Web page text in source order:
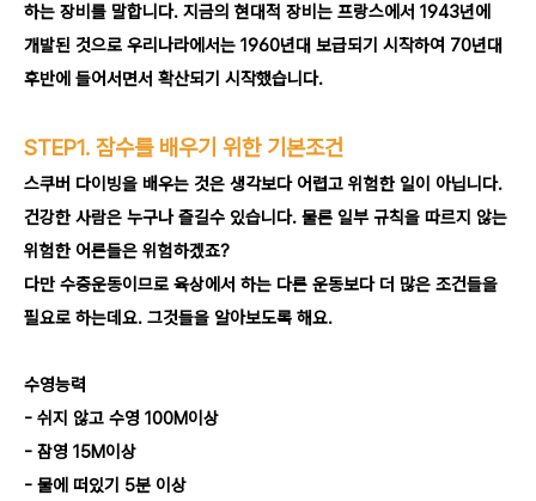
하는 장비를 말합니다. 지금의 현대적 장비는 프랑스에서 1943년에
개발된 것으로 우리나라에서는 1960년대 보급되기 시작하여 70년대
후반에 들어서면서 확산되기 시작했습니다.
STEP1. 잠수를 배우기 위한 기본조건
스쿠버 다이빙을 배우는 것은 생각보다 어렵고 위험한 일이 아닙니다.
건강한 사람은 누구나 즐길수 있습니다. 물론 일부 규칙을 따르지 않는
위험한 어른들은 위험하겠죠?
다만 수중운동이므로 육상에서 하는 다른 운동보다 더 많은 조건들을
필요로 하는데요. 그것들을 알아보도록 해요.
수영능력
- 쉬지 않고 수영 100M이상
- 잠영 15M이상
- 물에 떠있기 5분 이상